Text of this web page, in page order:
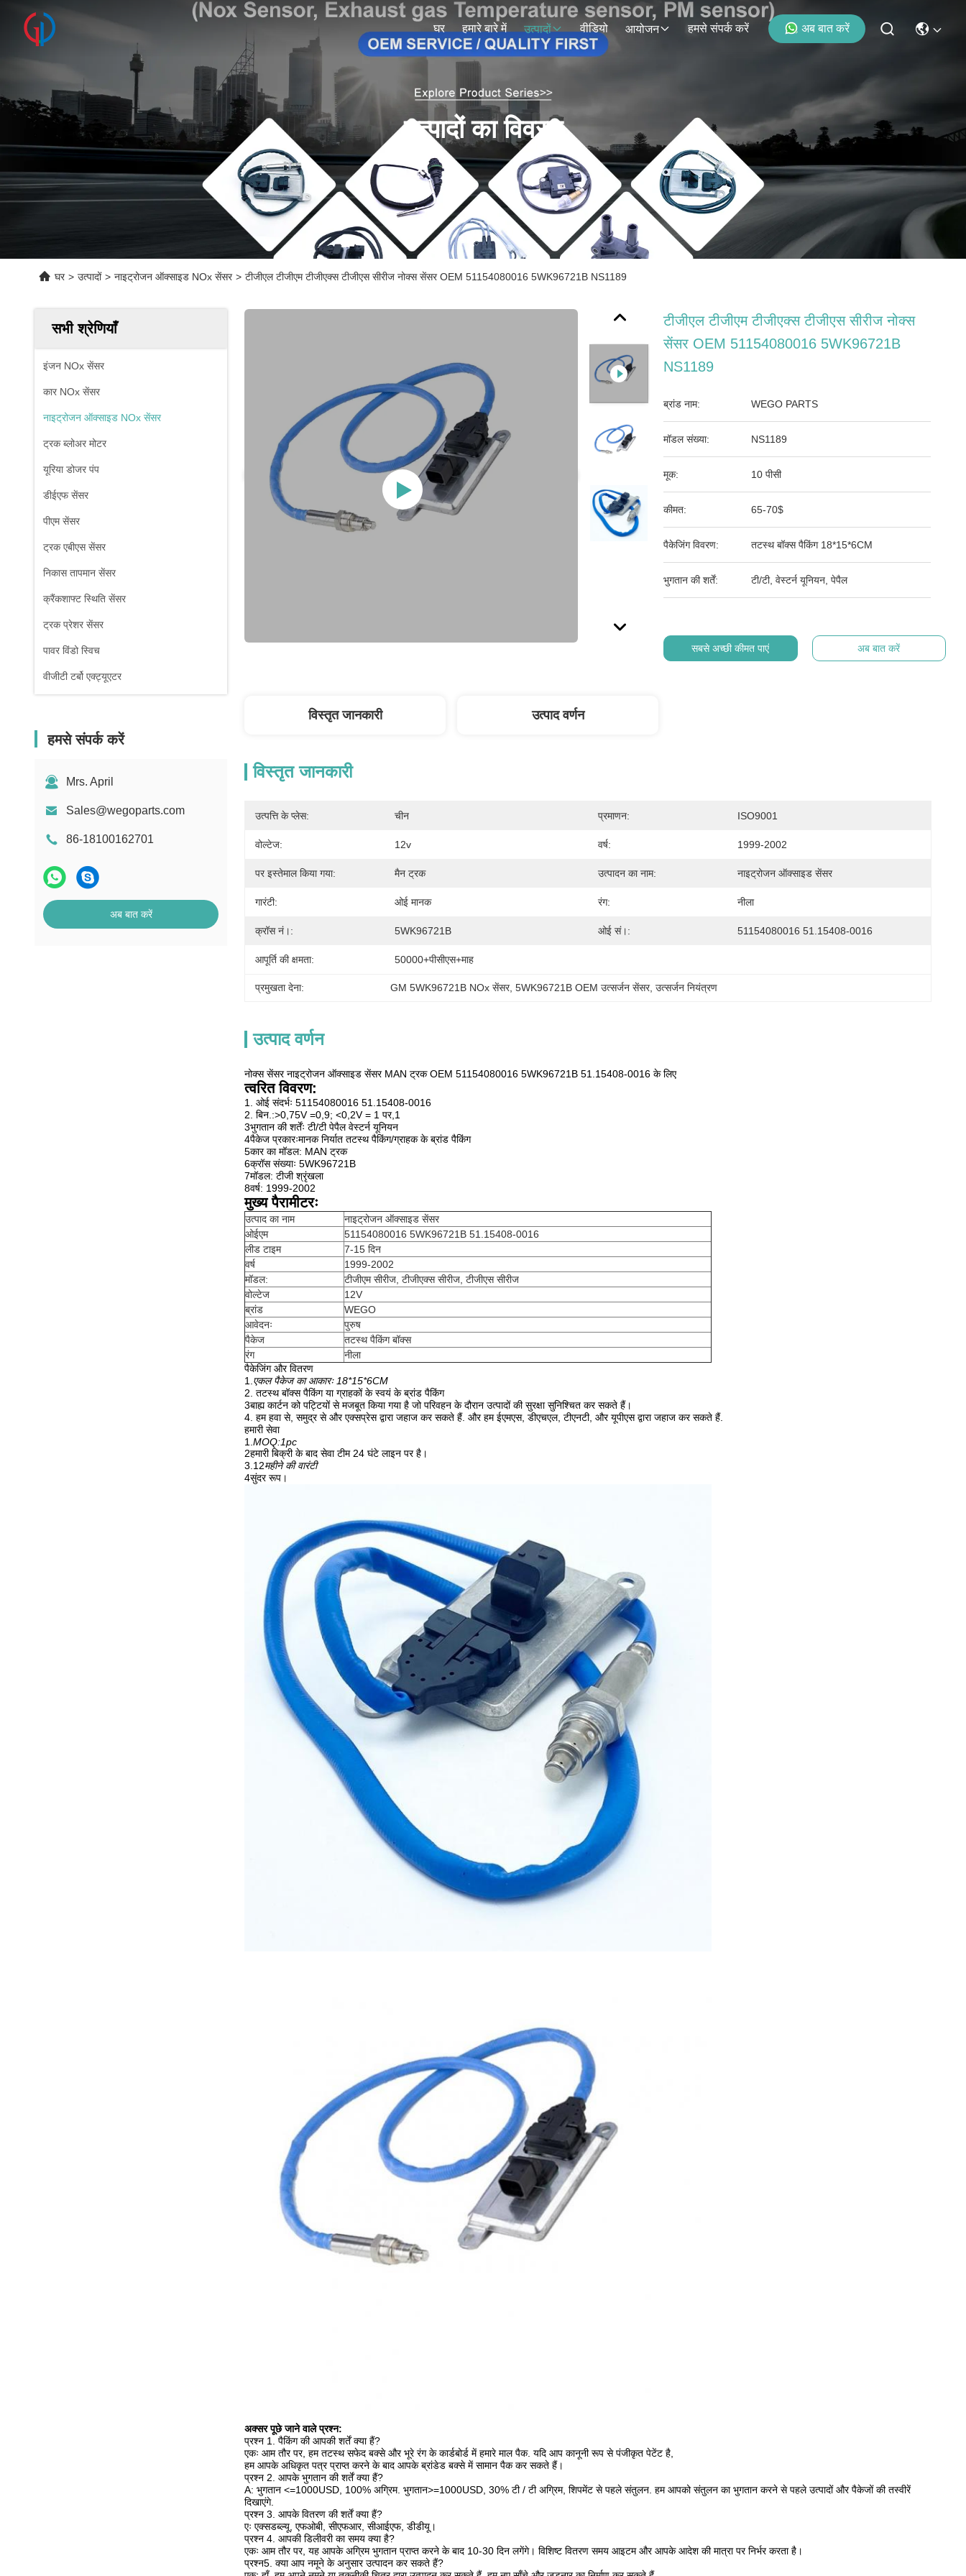
घर हमारे बारे में उत्पादों वीडियो आयोजन हमसे संपर्क करें अब बात करें
उत्पादों का विवरण
घर > उत्पादों > नाइट्रोजन ऑक्साइड NOx सेंसर > टीजीएल टीजीएम टीजीएक्स टीजीएस सीरीज नोक्स सेंसर OEM 51154080016 5WK96721B NS1189
सभी श्रेणियाँ
इंजन NOx सेंसर
कार NOx सेंसर
नाइट्रोजन ऑक्साइड NOx सेंसर
ट्रक ब्लोअर मोटर
यूरिया डोजर पंप
डीईएफ सेंसर
पीएम सेंसर
ट्रक एबीएस सेंसर
निकास तापमान सेंसर
क्रैंकशाफ्ट स्थिति सेंसर
ट्रक प्रेशर सेंसर
पावर विंडो स्विच
वीजीटी टर्बो एक्ट्यूएटर
हमसे संपर्क करें
Mrs. April
Sales@wegoparts.com
86-18100162701
अब बात करें
टीजीएल टीजीएम टीजीएक्स टीजीएस सीरीज नोक्स
सेंसर OEM 51154080016 5WK96721B
NS1189
ब्रांड नाम: WEGO PARTS
मॉडल संख्या: NS1189
मूक: 10 पीसी
कीमत: 65-70$
पैकेजिंग विवरण: तटस्थ बॉक्स पैकिंग 18*15*6CM
भुगतान की शर्तें: टी/टी, वेस्टर्न यूनियन, पेपैल
सबसे अच्छी कीमत पाएं अब बात करें
विस्तृत जानकारी उत्पाद वर्णन
विस्तृत जानकारी
उत्पत्ति के प्लेस: चीन प्रमाणन: ISO9001
वोल्टेज: 12v वर्ष: 1999-2002
पर इस्तेमाल किया गया: मैन ट्रक उत्पादन का नाम: नाइट्रोजन ऑक्साइड सेंसर
गारंटी: ओई मानक रंग: नीला
क्रॉस नं।: 5WK96721B ओई सं।: 51154080016 51.15408-0016
आपूर्ति की क्षमता: 50000+पीसीएस+माह
प्रमुखता देना: GM 5WK96721B NOx सेंसर, 5WK96721B OEM उत्सर्जन सेंसर, उत्सर्जन नियंत्रण
उत्पाद वर्णन
नोक्स सेंसर नाइट्रोजन ऑक्साइड सेंसर MAN ट्रक OEM 51154080016 5WK96721B 51.15408-0016 के लिए
त्वरित विवरण:
1. ओई संदर्भः 51154080016 51.15408-0016
2. बिन.:>0,75V =0,9; <0,2V = 1 पर,1
3भुगतान की शर्तेंः टी/टी पेपैल वेस्टर्न यूनियन
4पैकेज प्रकारःमानक निर्यात तटस्थ पैकिंग/ग्राहक के ब्रांड पैकिंग
5कार का मॉडल: MAN ट्रक
6क्रॉस संख्याः 5WK96721B
7मॉडल: टीजी श्रृंखला
8वर्ष: 1999-2002
मुख्य पैरामीटरः
उत्पाद का नाम
नाइट्रोजन ऑक्साइड सेंसर
ओईएम
51154080016 5WK96721B 51.15408-0016
लीड टाइम
7-15 दिन
वर्ष
1999-2002
मॉडल:
टीजीएम सीरीज, टीजीएक्स सीरीज, टीजीएस सीरीज
वोल्टेज
12V
ब्रांड
WEGO
आवेदनः
पुरुष
पैकेज
तटस्थ पैकिंग बॉक्स
रंग
नीला
पैकेजिंग और वितरण
1. एकल पैकेज का आकारः 18*15*6CM
2. तटस्थ बॉक्स पैकिंग या ग्राहकों के स्वयं के ब्रांड पैकिंग
3बाह्य कार्टन को पट्टियों से मजबूत किया गया है जो परिवहन के दौरान उत्पादों की सुरक्षा सुनिश्चित कर सकते हैं।
4. हम हवा से, समुद्र से और एक्सप्रेस द्वारा जहाज कर सकते हैं. और हम ईएमएस, डीएचएल, टीएनटी, और यूपीएस द्वारा जहाज कर सकते हैं.
हमारी सेवा
1. MOQ:1pc
2हमारी बिक्री के बाद सेवा टीम 24 घंटे लाइन पर है।
3.12महीने की वारंटी
4सुंदर रूप।
अक्सर पूछे जाने वाले प्रश्न:
प्रश्न 1. पैकिंग की आपकी शर्तें क्या हैं?
एकः आम तौर पर, हम तटस्थ सफेद बक्से और भूरे रंग के कार्डबोर्ड में हमारे माल पैक. यदि आप कानूनी रूप से पंजीकृत पेटेंट है,
हम आपके अधिकृत पत्र प्राप्त करने के बाद आपके ब्रांडेड बक्से में सामान पैक कर सकते हैं।
प्रश्न 2. आपके भुगतान की शर्तें क्या हैं?
A: भुगतान <=1000USD, 100% अग्रिम. भुगतान>=1000USD, 30% टी / टी अग्रिम, शिपमेंट से पहले संतुलन. हम आपको संतुलन का भुगतान करने से पहले उत्पादों और पैकेजों की तस्वीरें
दिखाएंगे.
प्रश्न 3. आपके वितरण की शर्तें क्या हैं?
एः एक्सडब्ल्यू, एफओबी, सीएफआर, सीआईएफ, डीडीयू।
प्रश्न 4. आपकी डिलीवरी का समय क्या है?
एकः आम तौर पर, यह आपके अग्रिम भुगतान प्राप्त करने के बाद 10-30 दिन लगेंगे। विशिष्ट वितरण समय आइटम और आपके आदेश की मात्रा पर निर्भर करता है।
प्रश्न5. क्या आप नमूने के अनुसार उत्पादन कर सकते हैं?